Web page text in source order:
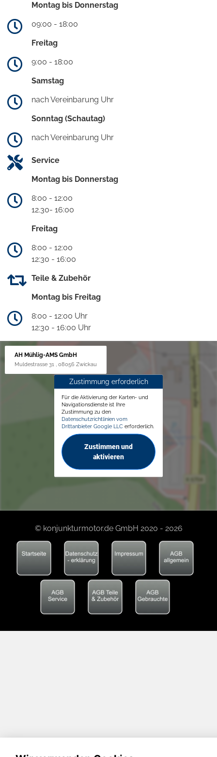
Montag bis Donnerstag
09:00 - 18:00
Freitag
9:00 - 18:00
Samstag
nach Vereinbarung Uhr
Sonntag (Schautag)
nach Vereinbarung Uhr
Service
Montag bis Donnerstag
8:00 - 12:00
12.30- 16:00
Freitag
8:00 - 12:00
12:30 - 16:00
Teile & Zubehör
Montag bis Freitag
8:00 - 12:00 Uhr
12:30 - 16:00 Uhr
AH Mühlig-AMS GmbH
Muldestrasse 31 , 08056 Zwickau
Zustimmung erforderlich
Für die Aktivierung der Karten- und
Navigationsdienste ist Ihre
Zustimmung zu den
Datenschutzrichtlinien vom
Drittanbieter Google LLC erforderlich.
Zustimmen und
aktivieren
© konjunkturmotor.de GmbH 2020 - 2026